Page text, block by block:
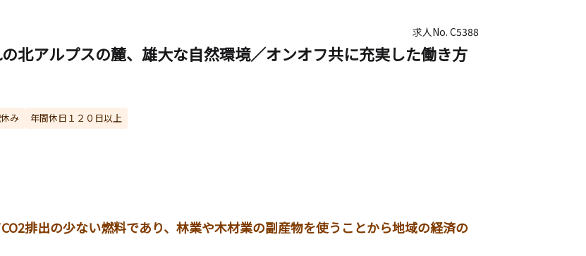
求人No. C5388
北アルプスの麓、雄大な自然環境／オンオフ共に充実した働き方
み 年間休日１２０日以上
排出の少ない燃料であり、林業や木材業の副産物を使うことから地域の経済の